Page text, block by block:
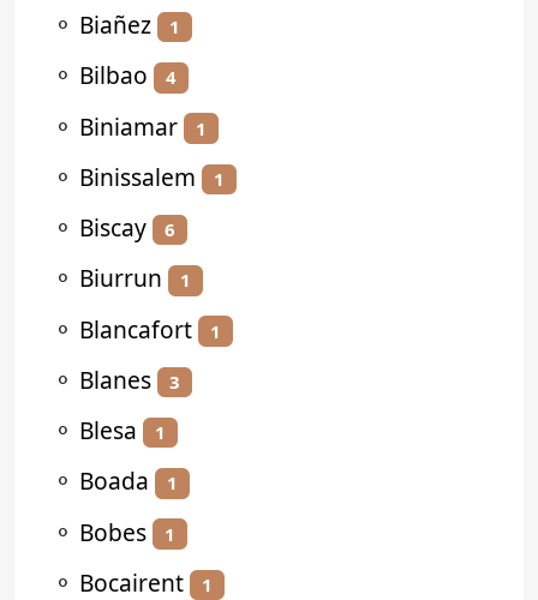
⚬ Biañez 1
⚬ Bilbao 4
⚬ Biniamar 1
⚬ Binissalem 1
⚬ Biscay 6
⚬ Biurrun 1
⚬ Blancafort 1
⚬ Blanes 3
⚬ Blesa 1
⚬ Boada 1
⚬ Bobes 1
⚬ Bocairent 1